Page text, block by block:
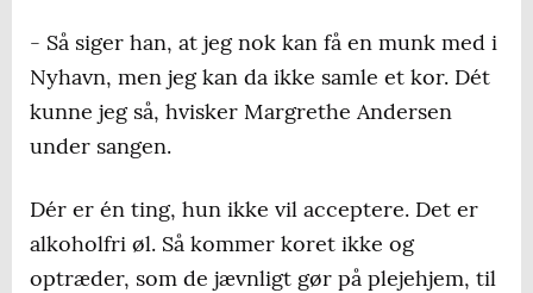
- Så siger han, at jeg nok kan få en munk med i
Nyhavn, men jeg kan da ikke samle et kor. Dét
kunne jeg så, hvisker Margrethe Andersen
under sangen.
Dér er én ting, hun ikke vil acceptere. Det er
alkoholfri øl. Så kommer koret ikke og
optræder, som de jævnligt gør på plejehjem, til